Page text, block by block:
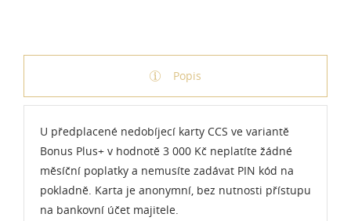
Popis
U předplacené nedobíjecí karty CCS ve variantě
Bonus Plus+ v hodnotě 3 000 Kč neplatíte žádné
měsíční poplatky a nemusíte zadávat PIN kód na
pokladně. Karta je anonymní, bez nutnosti přístupu
na bankovní účet majitele.